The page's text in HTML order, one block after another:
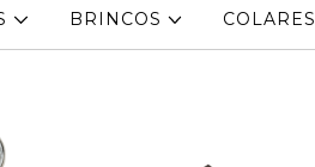
BRINCOS COLARES